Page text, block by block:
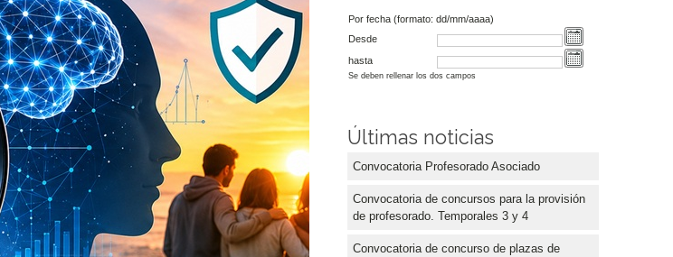
Por fecha (formato: dd/mm/aaaa)
Desde
hasta
Se deben rellenar los dos campos
Últimas noticias
Convocatoria Profesorado Asociado
Convocatoria de concursos para la provisión
de profesorado. Temporales 3 y 4
Convocatoria de concurso de plazas de